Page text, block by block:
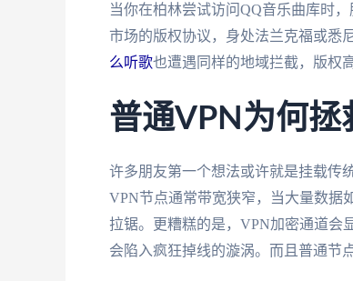
当你在柏林尝试访问QQ音乐曲库时
市场的版权协议，身处法兰克福或悉
么听歌也遭遇同样的地域拦截，版权
普通VPN为何拯
许多朋友第一个想法或许就是挂载传
VPN节点通常带宽狭窄，当大量数据
拉锯。更糟糕的是，VPN加密通道会
会陷入疯狂掉线的漩涡。而且普通节